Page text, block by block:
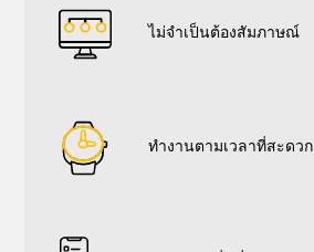
ไม่จำเป็นต้องสัมภาษณ์
ทำงานตามเวลาที่สะดวก